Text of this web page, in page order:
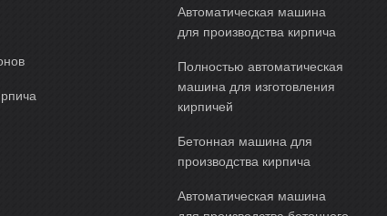
Автоматическая машина
для производства кирпича
Полностью автоматическая
машина для изготовления
кирпичей
Бетонная машина для
производства кирпича
Автоматическая машина